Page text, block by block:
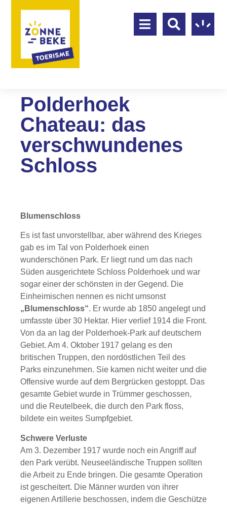
Polderhoek
Chateau: das
verschwundenes
Schloss
Blumenschloss
Es ist fast unvorstellbar, aber während des Krieges
gab es im Tal von Polderhoek einen
wunderschönen Park. Er liegt rund um das nach
Süden ausgerichtete Schloss Polderhoek und war
sogar einer der schönsten in der Gegend. Die
Einheimischen nennen es nicht umsonst
„Blumenschloss“. Er wurde ab 1850 angelegt und
umfasste über 30 Hektar. Hier verlief 1914 die Front.
Von da an lag der Polderhoek-Park auf deutschem
Gebiet. Am 4. Oktober 1917 gelang es den
britischen Truppen, den nordöstlichen Teil des
Parks einzunehmen. Sie kamen nicht weiter und die
Offensive wurde auf dem Bergrücken gestoppt. Das
gesamte Gebiet wurde in Trümmer geschossen,
und die Reutelbeek, die durch den Park floss,
bildete ein weites Sumpfgebiet.
Schwere Verluste
Am 3. Dezember 1917 wurde noch ein Angriff auf
den Park verübt. Neuseeländische Truppen sollten
die Arbeit zu Ende bringen. Die gesamte Operation
ist gescheitert. Die Männer wurden von ihrer
eigenen Artillerie beschossen, indem die Geschütze